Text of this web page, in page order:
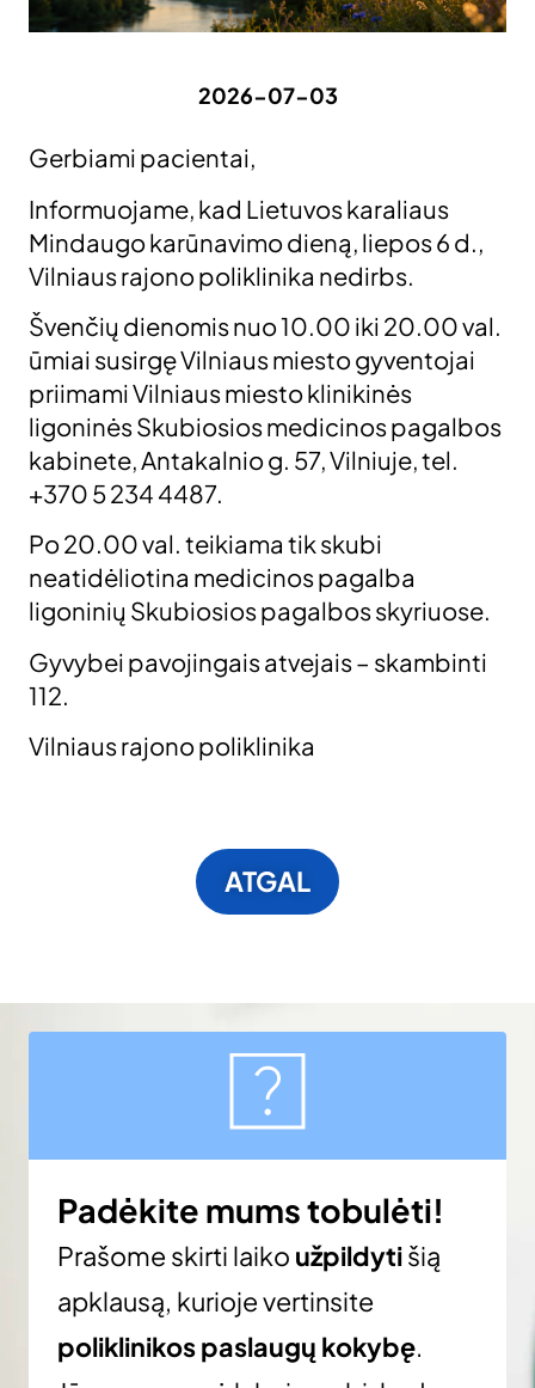
2026-07-03
Gerbiami pacientai,
Informuojame, kad Lietuvos karaliaus
Mindaugo karūnavimo dieną, liepos 6 d.,
Vilniaus rajono poliklinika nedirbs.
Švenčių dienomis nuo 10.00 iki 20.00 val.
ūmiai susirgę Vilniaus miesto gyventojai
priimami Vilniaus miesto klinikinės
ligoninės Skubiosios medicinos pagalbos
kabinete, Antakalnio g. 57, Vilniuje, tel.
+370 5 234 4487.
Po 20.00 val. teikiama tik skubi
neatidėliotina medicinos pagalba
ligoninių Skubiosios pagalbos skyriuose.
Gyvybei pavojingais atvejais – skambinti
112.
Vilniaus rajono poliklinika
ATGAL
Padėkite mums tobulėti!
Prašome skirti laiko užpildytišią
apklausą, kurioje vertinsite
poliklinikos paslaugų kokybę.